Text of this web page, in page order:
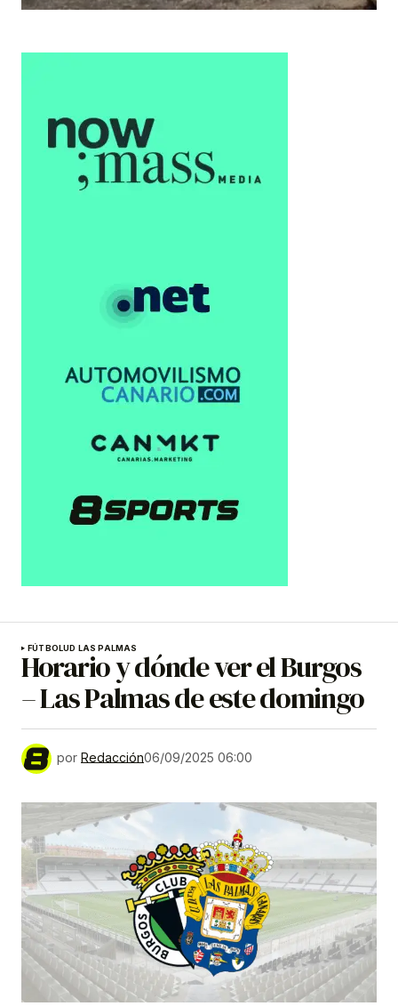
FÚTBOLUD LAS PALMAS
Horario y dónde ver el Burgos
– Las Palmas de este domingo
por Redacción06/09/2025 06:00